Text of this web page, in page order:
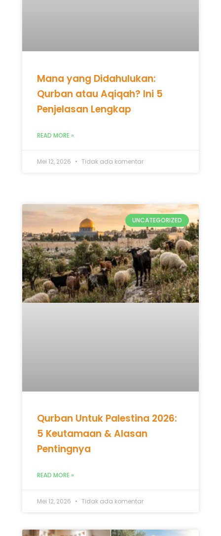
Mana yang Didahulukan:
Qurban atau Aqiqah? Ini 5
Penjelasan Lengkap
READ MORE »
Mei 12, 2026 Tidak ada komentar
UNCATEGORIZED
Qurban Untuk Palestina 2026:
5 Keutamaan & Alasan
Pentingnya
READ MORE »
Mei 12, 2026 Tidak ada komentar